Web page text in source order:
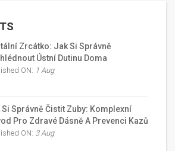
Zrcátko: Jak Si Správně
Ústní Dutinu Doma
ON: 1 Aug
Si Správně Čistit Zuby: Komplexní
Pro Zdravé Dásně A Prevenci Kazů
ON: 3 Aug